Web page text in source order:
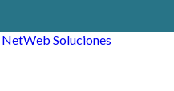
NetWeb Soluciones